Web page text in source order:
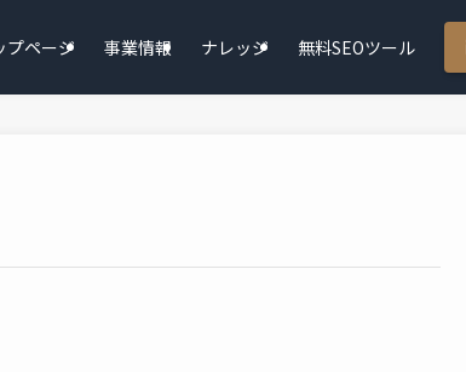
プページ 事業情報 ナレッジ 無料SEOツール